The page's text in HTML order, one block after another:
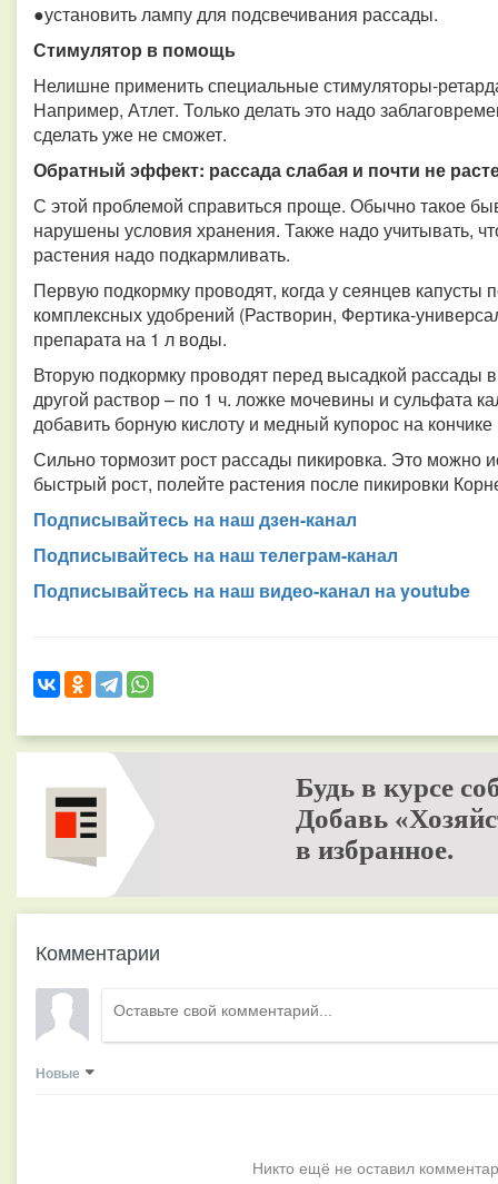
●установить лампу для подсвечивания рассады.
Стимулятор в помощь
Нелишне применить специальные стимуляторы-
Например, Атлет. Только делать это надо
сделать уже не сможет.
Обратный эффект: рассада слабая и почти не
С этой проблемой справиться проще. Обычно такое
нарушены условия хранения. Также надо учитывать,
растения надо подкармливать.
Первую подкормку проводят, когда у сеянцев капусты
комплексных удобрений (Растворин, Фертика-
препарата на 1 л воды.
Вторую подкормку проводят перед высадкой рассады
другой раствор – по 1 ч. ложке мочевины и сульфата
добавить борную кислоту и медный купорос на
Сильно тормозит рост рассады пикировка. Это можно
быстрый рост, полейте растения после пикировки
Подписывайтесь на наш дзен-канал
Подписывайтесь на наш телеграм-канал
Подписывайтесь на наш видео-канал на youtube
Будь в курсе
Добавь
в избранное.
Комментарии
Новые
Никто ещё не оставил